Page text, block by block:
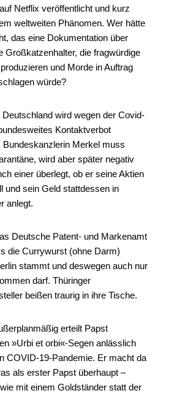
Netflix veröffentlicht und kurz
weltweiten Phänomen. Wer hätte
das eine Dokumentation über
Großkatzenhalter, die fragwürdige
und Morde in Auftrag
würde?
wird wegen der Covid-
Kontaktverbot
Bundeskanzlerin Merkel muss
wird aber später negativ
einer überlegt, ob er seine Aktien
und sein Geld stattdessen in
anlegt.
Deutsche Patent- und Markenamt
die Currywurst (ohne Darm)
stammt und deswegen auch nur
darf. Thüringer
beißen traurig in ihre Tische.
erteilt Papst
»Urbi et orbi«-Segen anlässlich
COVID-19-Pandemie. Er macht da
als erster Papst überhaupt –
mit einem Goldständer statt der